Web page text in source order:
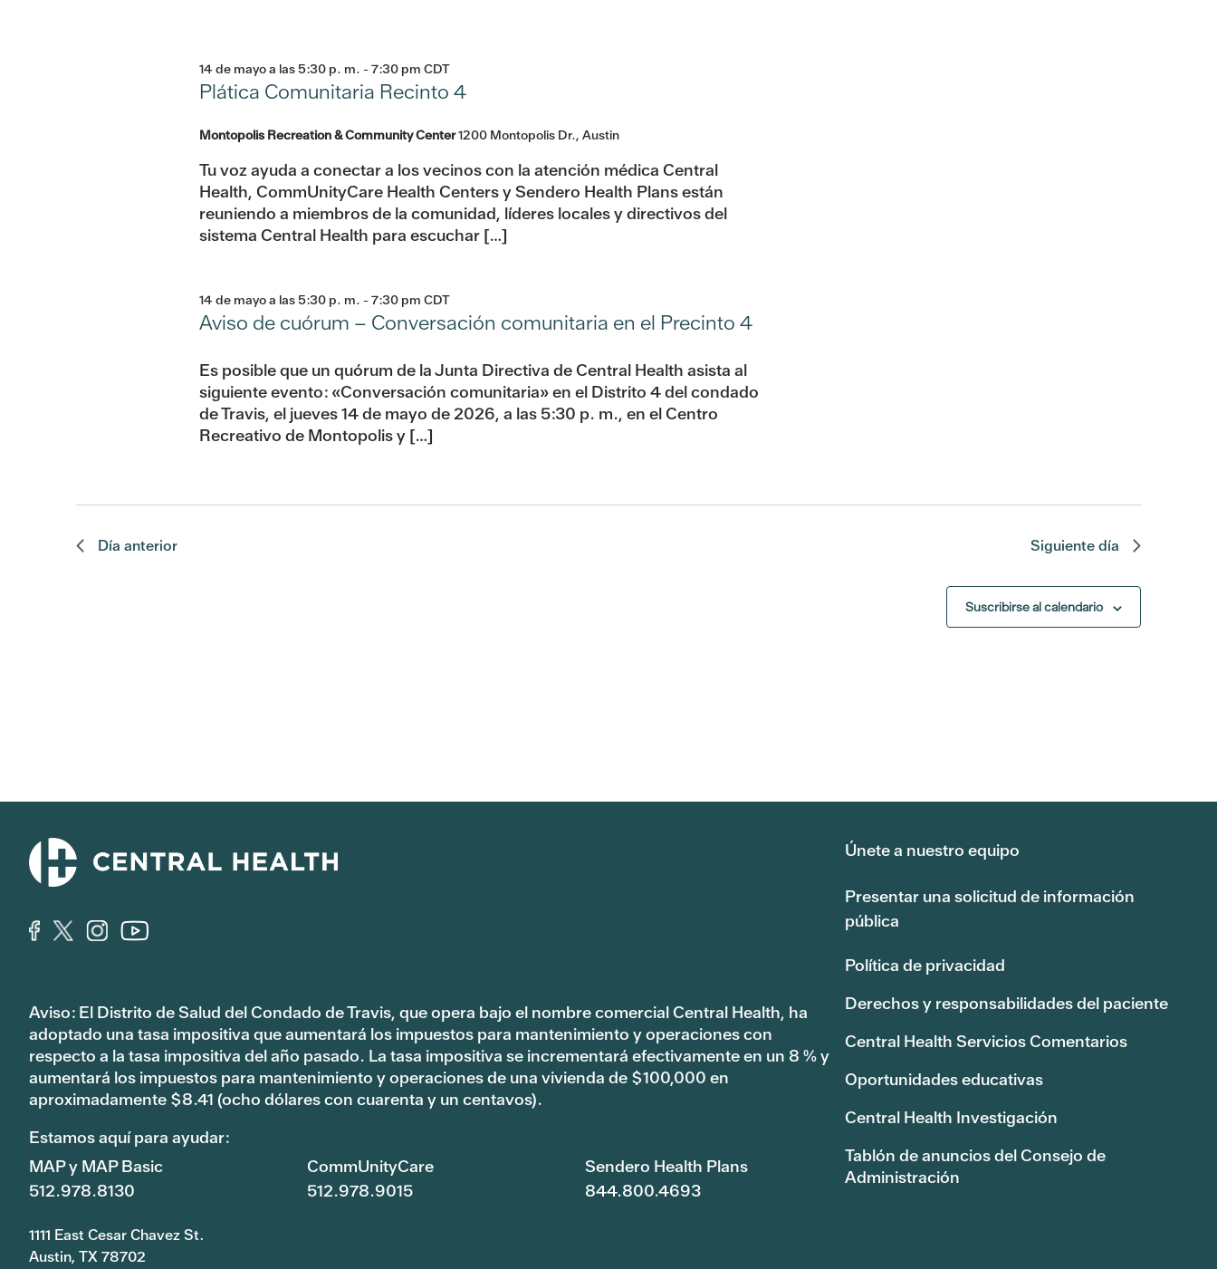
Plática Comunitaria Recinto 4
14 de mayo a las 5:30 p. m. -7:30 pm CDT
Montopolis Recreation & Community Center1200 Montopolis Dr., Austin
Tu voz ayuda a conectar a los vecinos con la atención médica Central
Health, CommUnityCare Health Centers y Sendero Health Plans están
reuniendo a miembros de la comunidad, líderes locales y directivos del
sistema Central Health para escuchar […]
Aviso de cuórum – Conversación comunitaria en el Precinto 4
14 de mayo a las 5:30 p. m. -7:30 pm CDT
Es posible que un quórum de la Junta Directiva de Central Health asista al
siguiente evento: «Conversación comunitaria» en el Distrito 4 del condado
de Travis, el jueves 14 de mayo de 2026, a las 5:30 p. m., en el Centro
Recreativo de Montopolis y […]
Día anterior Siguiente día
Suscribirse al calendario
Aviso: El Distrito de Salud del Condado de Travis, que opera bajo el nombre comercial Central Health, ha
adoptado una tasa impositiva que aumentará los impuestos para mantenimiento y operaciones con
respecto a la tasa impositiva del año pasado. La tasa impositiva se incrementará efectivamente en un 8 % y
aumentará los impuestos para mantenimiento y operaciones de una vivienda de $100,000 en
aproximadamente $8.41 (ocho dólares con cuarenta y un centavos).
Estamos aquí para ayudar:
MAP y MAP Basic
512.978.8130
CommUnityCare
512.978.9015
Sendero Health Plans
844.800.4693
1111 East Cesar Chavez St.
Austin, TX 78702
Únete a nuestro equipo
Presentar una solicitud de información
pública
Política de privacidad
Derechos y responsabilidades del paciente
Central Health Servicios Comentarios
Oportunidades educativas
Central Health Investigación
Tablón de anuncios del Consejo de
Administración